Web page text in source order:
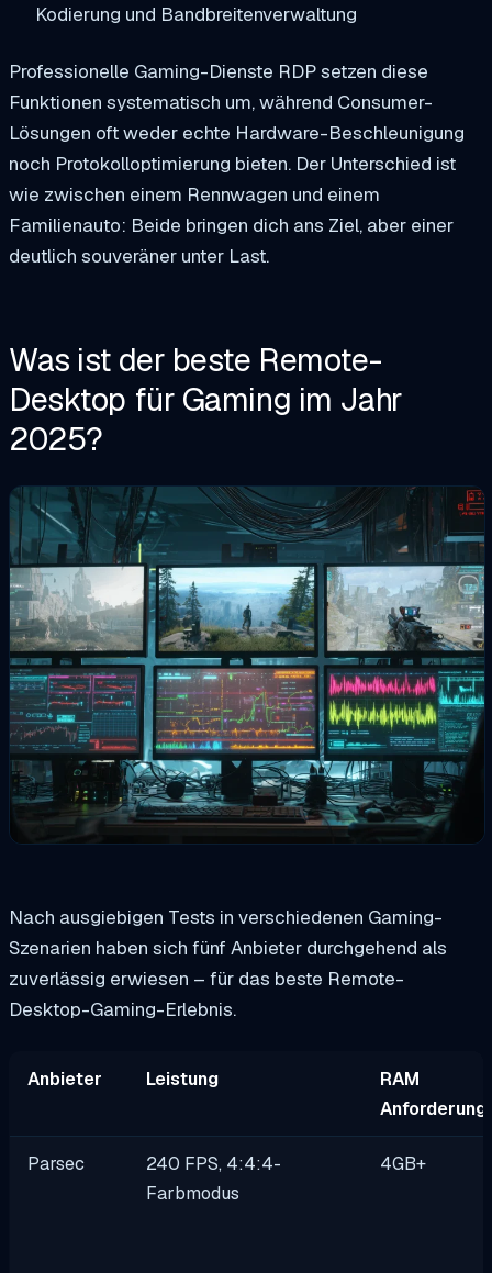
Kodierung und Bandbreitenverwaltung
Professionelle Gaming-Dienste RDP setzen diese
Funktionen systematisch um, während Consumer-
Lösungen oft weder echte Hardware-Beschleunigung
noch Protokolloptimierung bieten. Der Unterschied ist
wie zwischen einem Rennwagen und einem
Familienauto: Beide bringen dich ans Ziel, aber einer
deutlich souveräner unter Last.
Was ist der beste Remote-
Desktop für Gaming im Jahr
2025?
Nach ausgiebigen Tests in verschiedenen Gaming-
Szenarien haben sich fünf Anbieter durchgehend als
zuverlässig erwiesen – für das beste Remote-
Desktop-Gaming-Erlebnis.
Anbieter Leistung
RAM
Parsec
240 FPS, 4:4:4-
Farbmodus
4GB+